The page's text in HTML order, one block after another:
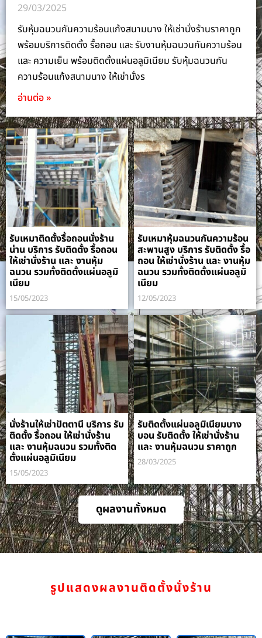
29/03/2025
รับหุ้มฉนวนกันความร้อนแก้งสนามนาง ให้เช่านั่งร้านราคาถูก
พร้อมบริการติดตั้ง รื้อถอน และ รับงานหุ้มฉนวนกันความร้อน
และ ความเย็น พร้อมติดตั้งแผ่นอลูมิเนียม รับหุ้มฉนวนกัน
ความร้อนแก้งสนามนาง ให้เช่านั่งร
อ่านต่อ »
รับเหมาติดตั้งรื้อถอนนั่งร้าน
น่าน บริการ รับติดตั้ง รื้อถอน
ให้เช่านั่งร้าน และ งานหุ้ม
ฉนวน รวมทั้งติดตั้งแผ่นอลูมิ
เนียม
15/05/2023
รับเหมาหุ้มฉนวนกันความร้อน
สะพานสูง บริการ รับติดตั้ง รื้อ
ถอน ให้เช่านั่งร้าน และ งานหุ้ม
ฉนวน รวมทั้งติดตั้งแผ่นอลูมิ
เนียม
12/05/2023
นั่งร้านให้เช่าปัตตานี บริการ รับ
ติดตั้ง รื้อถอน ให้เช่านั่งร้าน
และ งานหุ้มฉนวน รวมทั้งติด
ตั้งแผ่นอลูมิเนียม
15/05/2023
รับติดตั้งแผ่นอลูมิเนียมบาง
บอน รับติดตั้ง ให้เช่านั่งร้าน
และ งานหุ้มฉนวน ราคาถูก
28/03/2025
ดูผลงานทั้งหมด
รูปแสดงผลงานติดตั้งนั่งร้าน